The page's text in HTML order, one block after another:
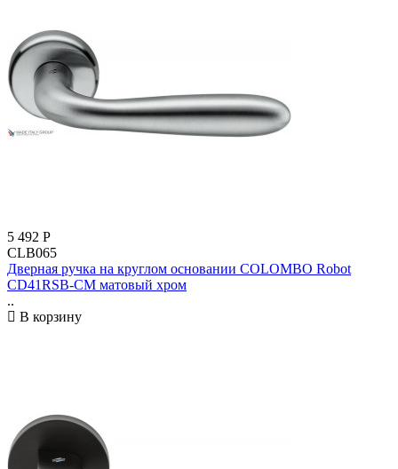
5 492 Р
CLB065
Дверная ручка на круглом основании COLOMBO Robot
CD41RSB-CM матовый хром
..
В корзину